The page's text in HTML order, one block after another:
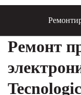
Ремонт
Tecnologic